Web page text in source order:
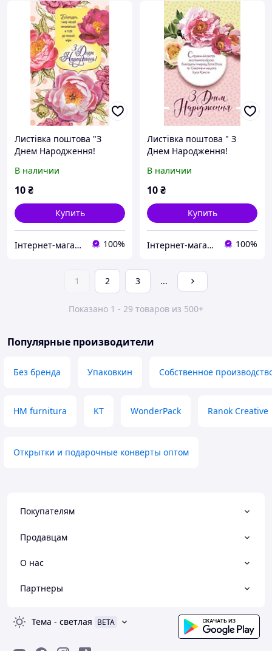
Листівка поштова "З
Днем Народження!
множаться в тобі до
повної міри"
В наличии
10₴
Купить
Інтернет-магазин Християнської книги 100%
Листівка поштова " З
Днем Народження!
спільною вірою:
благодать..."
В наличии
10₴
Купить
Інтернет-магазин Християнської книги 100%
1 2 3 ...
Показано 1 - 29 товаров из 500+
Популярные производители
Без бренда Упаковкин Собственное
HM furnitura KT WonderPack Ranok Creative
Открытки и подарочные конверты оптом
Покупателям
Продавцам
О нас
Партнеры
Тема - светлая BETA